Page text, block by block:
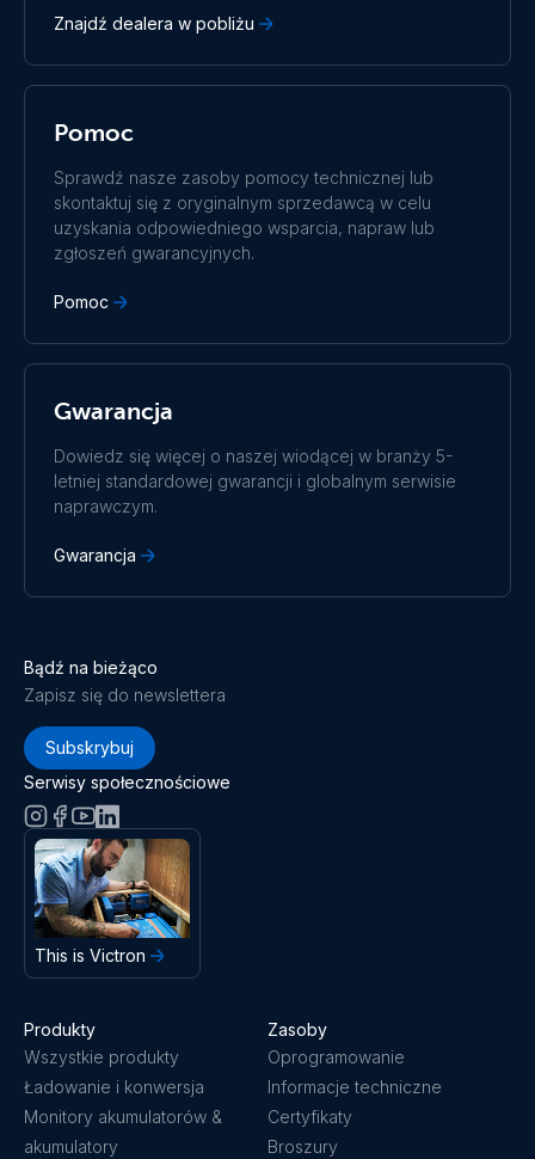
Italiano
Suomalainen
Русский
Українська
中國人
Privacy Policy.
Subscribe
Znajdź dealera w pobliżu
Pomoc
Sprawdź nasze zasoby pomocy technicznej lub
skontaktuj się z oryginalnym sprzedawcą w celu
uzyskania odpowiedniego wsparcia, napraw lub
zgłoszeń gwarancyjnych.
Pomoc
Gwarancja
Dowiedz się więcej o naszej wiodącej w branży 5-
letniej standardowej gwarancji i globalnym serwisie
naprawczym.
Gwarancja
Bądź na bieżąco
Zapisz się do newslettera
Subskrybuj
Serwisy społecznościowe
This is Victron
Produkty
Wszystkie produkty
Ładowanie i konwersja
Monitory akumulatorów &
akumulatory
Zasoby
Oprogramowanie
Informacje techniczne
Certyfikaty
Broszury